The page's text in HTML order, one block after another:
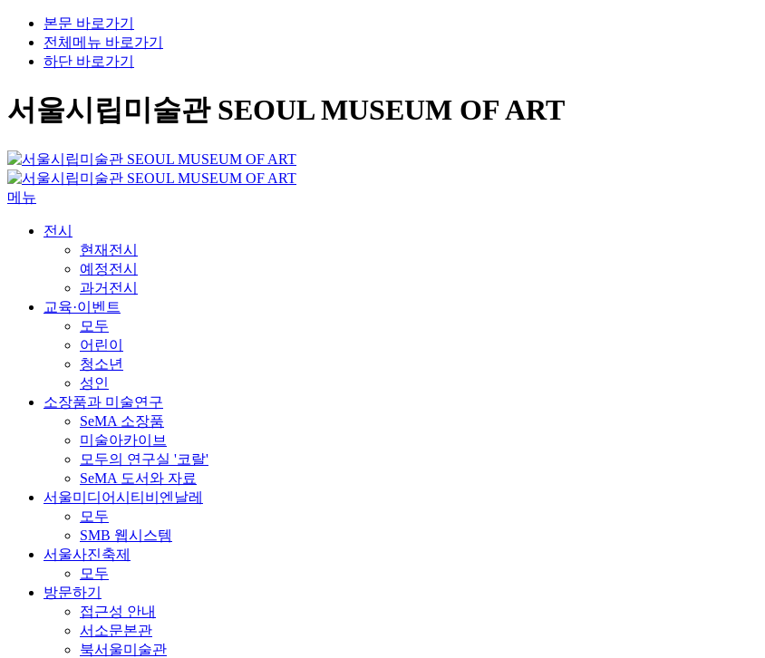
본문 바로가기
전체메뉴 바로가기
하단 바로가기
서울시립미술관 SEOUL MUSEUM OF ART
메뉴
전시
현재전시
예정전시
과거전시
교육·이벤트
모두
어린이
청소년
성인
소장품과 미술연구
SeMA 소장품
미술아카이브
모두의 연구실 '코랄'
SeMA 도서와 자료
서울미디어시티비엔날레
모두
SMB 웹시스템
서울사진축제
모두
방문하기
접근성 안내
서소문본관
북서울미술관